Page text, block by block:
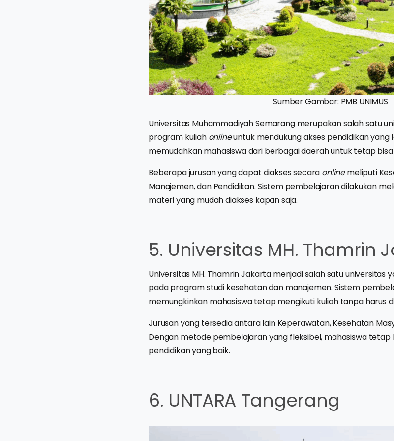
Sumber Gambar: PMB UNIMUS
Universitas Muhammadiyah Semarang merupakan salah satu
program kuliah onlineuntuk mendukung akses pendidikan yang
memudahkan mahasiswa dari berbagai daerah untuk tetap
Beberapa jurusan yang dapat diakses secara onlinemeliputi
Manajemen, dan Pendidikan. Sistem pembelajaran dilakukan
materi yang mudah diakses kapan saja.
5. Universitas MH. Thamrin
Universitas MH. Thamrin Jakarta menjadi salah satu universitas
pada program studi kesehatan dan manajemen. Sistem
memungkinkan mahasiswa tetap mengikuti kuliah tanpa harus
Jurusan yang tersedia antara lain Keperawatan, Kesehatan
Dengan metode pembelajaran yang fleksibel, mahasiswa
pendidikan yang baik.
6. UNTARA Tangerang